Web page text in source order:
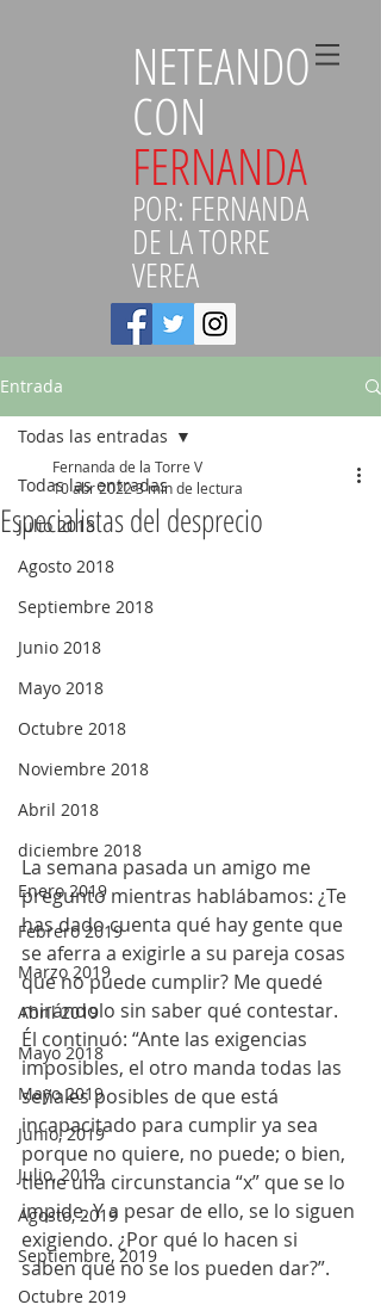
NETEANDO
CON
FERNANDA
POR: FERNANDA
DE LA TORRE
VEREA
Entrada
Todas las entradas
Julio 2018
Agosto 2018
Septiembre 2018
Junio 2018
Mayo 2018
Octubre 2018
Noviembre 2018
Abril 2018
diciembre 2018
Enero 2019
Febrero 2019
Marzo 2019
Abril 2019
Mayo 2018
Mayo 2019
Junio, 2019
Julio, 2019
Agosto, 2019
Septiembre, 2019
Octubre 2019
Todas las entradas
Especialistas del desprecio
Fernanda de la Torre V
10 abr 20223 min de lectura
La semana pasada un amigo me
pregunto mientras hablábamos: ¿Te
has dado cuenta qué hay gente que
se aferra a exigirle a su pareja cosas
que no puede cumplir? Me quedé
mirándolo sin saber qué contestar.
Él continuó: “Ante las exigencias
imposibles, el otro manda todas las
señales posibles de que está
incapacitado para cumplir ya sea
porque no quiere, no puede; o bien,
tiene una circunstancia “x” que se lo
impide. Y a pesar de ello, se lo siguen
exigiendo. ¿Por qué lo hacen si
saben que no se los pueden dar?”.